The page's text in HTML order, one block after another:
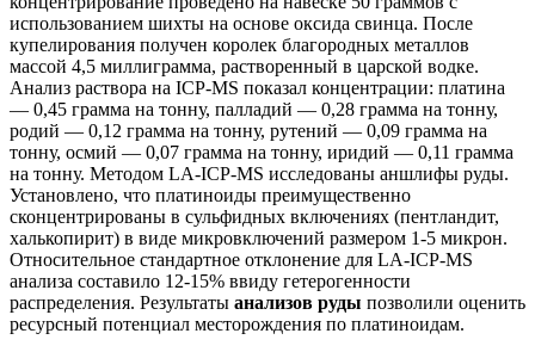
использованием шихты на основе оксида свинца. После
купелирования получен королек благородных металлов
массой 4,5 миллиграмма, растворенный в царской водке.
Анализ раствора на ICP-MS показал концентрации: платина
— 0,45 грамма на тонну, палладий — 0,28 грамма на тонну,
родий — 0,12 грамма на тонну, рутений — 0,09 грамма на
тонну, осмий — 0,07 грамма на тонну, иридий — 0,11 грамма
на тонну. Методом LA-ICP-MS исследованы аншлифы руды.
Установлено, что платиноиды преимущественно
сконцентрированы в сульфидных включениях (пентландит,
халькопирит) в виде микровключений размером 1-5 микрон.
Относительное стандартное отклонение для LA-ICP-MS
анализа составило 12-15% ввиду гетерогенности
распределения. Результаты анализов руды позволили оценить
ресурсный потенциал месторождения по платиноидам.